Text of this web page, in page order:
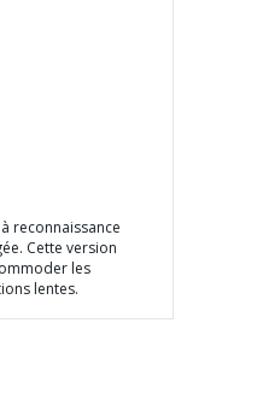
reconnaissance
Cette version
les
lentes.